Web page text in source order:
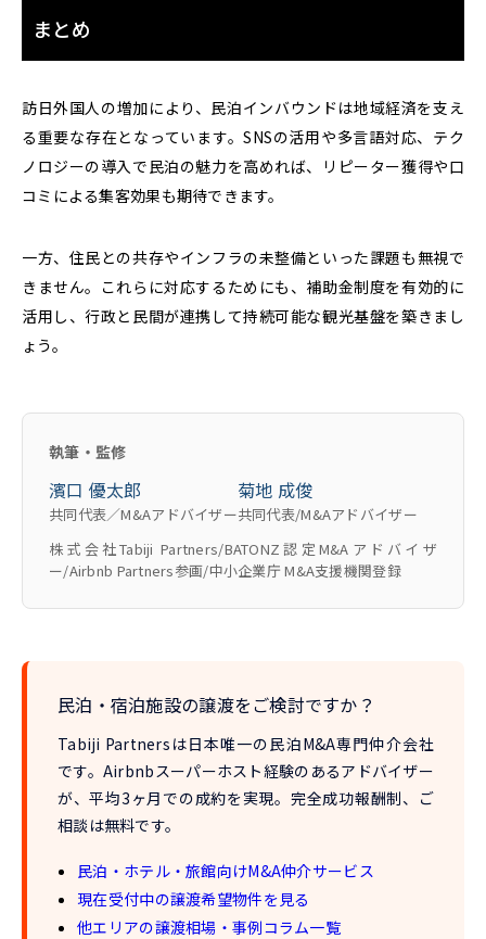
まとめ
訪日外国人の増加により、民泊インバウンドは地域経済を支え
る重要な存在となっています。SNSの活用や多言語対応、テク
ノロジーの導入で民泊の魅力を高めれば、リピーター獲得や口
コミによる集客効果も期待できます。
一方、住民との共存やインフラの未整備といった課題も無視で
きません。これらに対応するためにも、補助金制度を有効的に
活用し、行政と民間が連携して持続可能な観光基盤を築きまし
ょう。
執筆・監修
濱口 優太郎
共同代表／M&Aアドバイザー
菊地 成俊
共同代表/M&Aアドバイザー
株式会社Tabiji Partners/BATONZ認定M&Aアドバイザ
ー/Airbnb Partners参画/中小企業庁 M&A支援機関登録
民泊・宿泊施設の譲渡をご検討ですか？
Tabiji Partnersは日本唯一の民泊M&A専門仲介会社
です。Airbnbスーパーホスト経験のあるアドバイザー
が、平均3ヶ月での成約を実現。完全成功報酬制、ご
相談は無料です。
民泊・ホテル・旅館向けM&A仲介サービス
現在受付中の譲渡希望物件を見る
他エリアの譲渡相場・事例コラム一覧